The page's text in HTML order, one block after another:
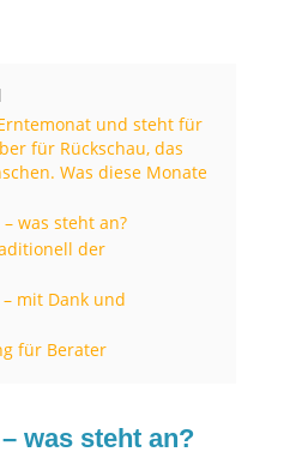
und steht für
für Rückschau, das
Was diese Monate
was steht an?
der
mit Dank und
für Berater
was steht an?